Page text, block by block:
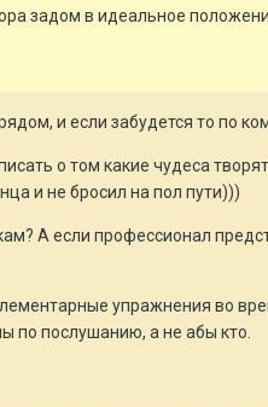
задом в идеальное
и если забудется то по
о том какие чудеса
и не бросил на пол пути)))
А если профессионал
упражнения во
по послушанию, а не абы кто.